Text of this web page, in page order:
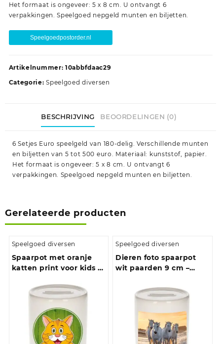
Het formaat is ongeveer: 5 x 8 cm. U ontvangt 6
verpakkingen. Speelgoed nepgeld munten en biljetten.
Speelgoedpostorder.nl
Artikelnummer: 10abbfdaac29
Categorie:Speelgoed diversen
BESCHRIJVING BEOORDELINGEN (0)
6 Setjes Euro speelgeld van 180-delig. Verschillende munten
en biljetten van 5 tot 500 euro. Materiaal: kunststof, papier.
Het formaat is ongeveer: 5 x 8 cm. U ontvangt 6
verpakkingen. Speelgoed nepgeld munten en biljetten.
Gerelateerde producten
Speelgoed diversen
Spaarpot met oranje
katten print voor kids 9
Speelgoed diversen
Dieren foto spaarpot
wit paarden 9 cm –
jongens en meisjes